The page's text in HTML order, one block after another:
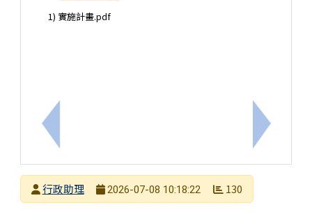
上一筆：本市布可星球今年例行維護時間，訂於115
1) 實施計畫.pdf
下一筆：
發布者
行政助理
2026-07-08 10:18:22 130